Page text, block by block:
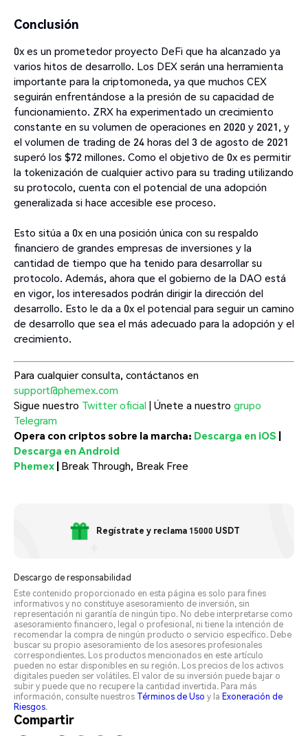
Conclusión
0x es un prometedor proyecto DeFi que ha alcanzado ya
varios hitos de desarrollo. Los DEX serán una herramienta
importante para la criptomoneda, ya que muchos CEX
seguirán enfrentándose a la presión de su capacidad de
funcionamiento. ZRX ha experimentado un crecimiento
constante en su volumen de operaciones en 2020 y 2021, y
el volumen de trading de 24 horas del 3 de agosto de 2021
superó los $72 millones. Como el objetivo de 0x es permitir
la tokenización de cualquier activo para su trading utilizando
su protocolo, cuenta con el potencial de una adopción
generalizada si hace accesible ese proceso.
Esto sitúa a 0x en una posición única con su respaldo
financiero de grandes empresas de inversiones y la
cantidad de tiempo que ha tenido para desarrollar su
protocolo. Además, ahora que el gobierno de la DAO está
en vigor, los interesados podrán dirigir la dirección del
desarrollo. Esto le da a 0x el potencial para seguir un camino
de desarrollo que sea el más adecuado para la adopción y el
crecimiento.
Para cualquier consulta, contáctanos en
support@phemex.com
Sigue nuestro Twitter oficial | Únete a nuestro grupo
Telegram
Opera con criptos sobre la marcha: Descarga en iOS |
Descarga en Android
Phemex | Break Through, Break Free
Regístrate y reclama 15000 USDT
Descargo de responsabilidad
Este contenido proporcionado en esta página es solo para fines
informativos y no constituye asesoramiento de inversión, sin
representación ni garantía de ningún tipo. No debe interpretarse como
asesoramiento financiero, legal o profesional, ni tiene la intención de
recomendar la compra de ningún producto o servicio específico. Debe
buscar su propio asesoramiento de los asesores profesionales
correspondientes. Los productos mencionados en este artículo
pueden no estar disponibles en su región. Los precios de los activos
digitales pueden ser volátiles. El valor de su inversión puede bajar o
subir y puede que no recupere la cantidad invertida. Para más
información, consulte nuestros Términos de Uso y la Exoneración de
Riesgos.
Compartir